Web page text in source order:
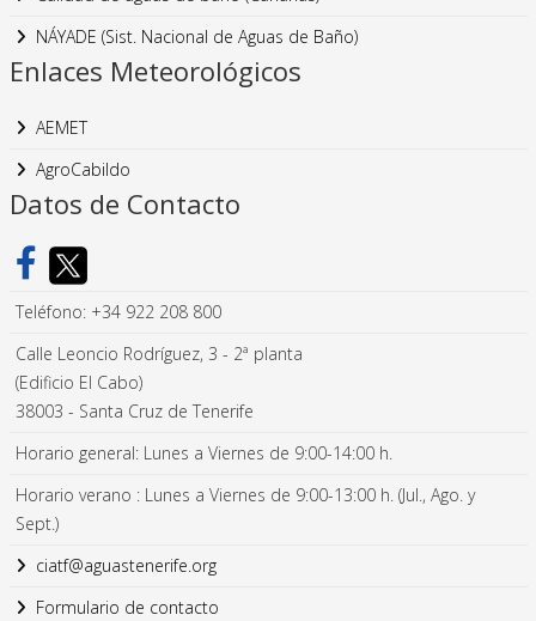
NÁYADE (Sist. Nacional de Aguas de Baño)
Enlaces Meteorológicos
AEMET
AgroCabildo
Datos de Contacto
Teléfono: +34 922 208 800
Calle Leoncio Rodríguez, 3 - 2ª planta
(Edificio El Cabo)
38003 - Santa Cruz de Tenerife
Horario general: Lunes a Viernes de 9:00-14:00 h.
Horario verano : Lunes a Viernes de 9:00-13:00 h. (Jul., Ago. y
Sept.)
ciatf@aguastenerife.org
Formulario de contacto